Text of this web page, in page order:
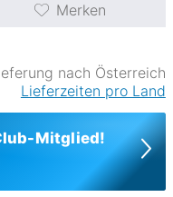
Merken
nach Österreich
Lieferzeiten pro Land
Mitglied!